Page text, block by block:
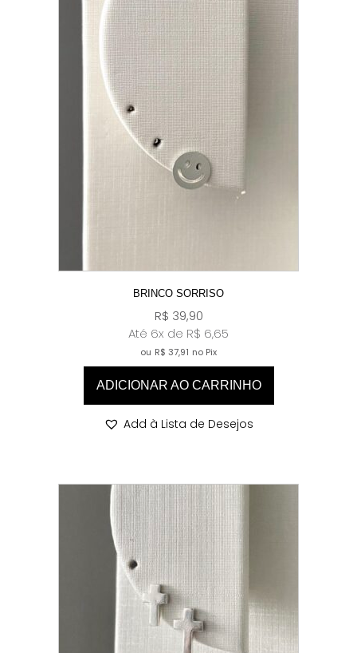
BRINCO SORRISO
R$ 39,90
Até 6x de R$ 6,65
ou R$ 37,91 no Pix
ADICIONAR AO CARRINHO
Add à Lista de Desejos